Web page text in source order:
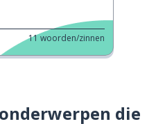
11woorden/zinnen
die